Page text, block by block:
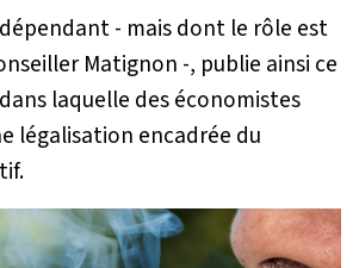
- mais dont le rôle est
Matignon -, publie ainsi ce
dans laquelle des économistes
légalisation encadrée du